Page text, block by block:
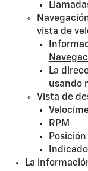
vista de
La
usando
Vista de
RPM
La